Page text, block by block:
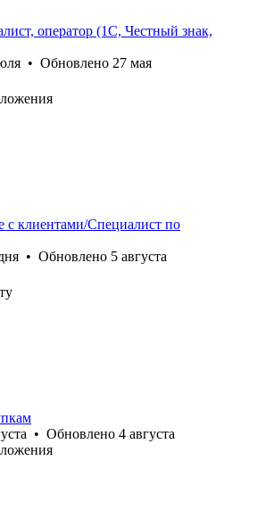
оператор (1С, Честный знак,
• Обновлено 27 мая
с клиентами/Специалист по
• Обновлено 5 августа
• Обновлено 4 августа